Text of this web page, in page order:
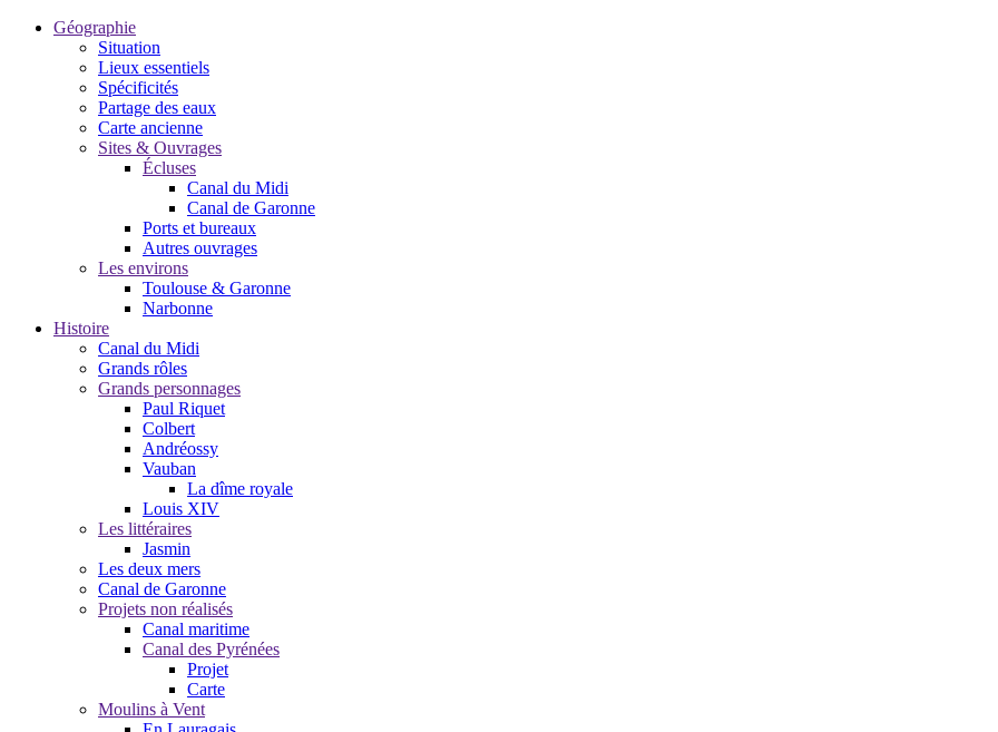
Géographie
Situation
Lieux essentiels
Spécificités
Partage des eaux
Carte ancienne
Sites & Ouvrages
Écluses
Canal du Midi
Canal de Garonne
Ports et bureaux
Autres ouvrages
Les environs
Toulouse & Garonne
Narbonne
Histoire
Canal du Midi
Grands rôles
Grands personnages
Paul Riquet
Colbert
Andréossy
Vauban
La dîme royale
Louis XIV
Les littéraires
Jasmin
Les deux mers
Canal de Garonne
Projets non réalisés
Canal maritime
Canal des Pyrénées
Projet
Carte
Moulins à Vent